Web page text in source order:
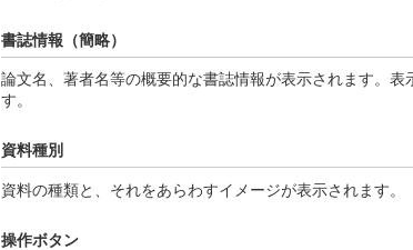
書誌情報（簡略）
論文名、著者名等の概要的な書誌情報が表示されます。
す。
資料種別
資料の種類と、それをあらわすイメージが表示されます。
操作ボタン